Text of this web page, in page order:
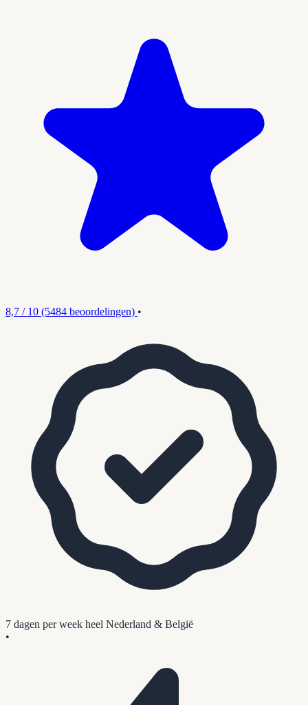
8,7 / 10 (5484 beoordelingen) •
7 dagen per week heel Nederland & België
•